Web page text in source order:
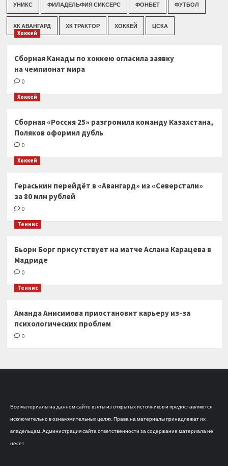
УНИКС ФИЛАДЕЛЬФИЯ СИКСЕРС ФОНБЕТ ФУТБОЛ
ХК АВАНГАРД ХК ТРАКТОР ХОККЕЙ ЦСКА
Хоккей
Сборная Канады по хоккею огласила заявку
на чемпионат мира
0
Хоккей
Сборная «Россия 25» разгромила команду Казахстана,
Поляков оформил дубль
0
Хоккей
Гераськин перейдёт в «Авангард» из «Северстали»
за 80 млн рублей
0
Теннис
Бьорн Борг присутствует на матче Аслана Карацева в
Мадриде
0
Теннис
Аманда Анисимова приостановит карьеру из-за
психологических проблем
0
Все материалы на данном сайте взяты из открытых источников и предоставляются
исключительно в ознакомительных целях. Права на материалы принадлежат их
владельцам. Администрация сайта ответственности за содержание материала не
несет.